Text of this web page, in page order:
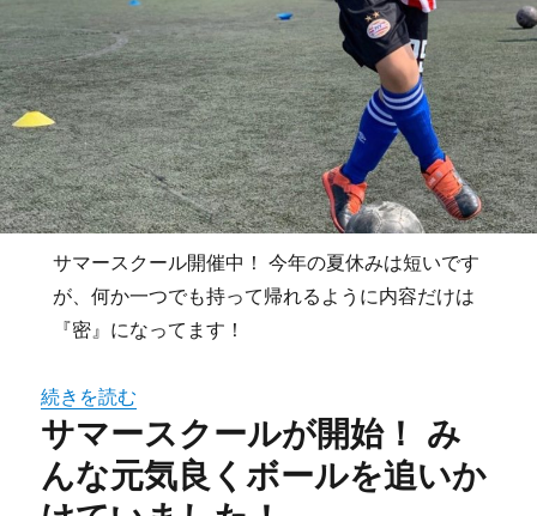
サマースクール開催中！ 今年の夏休みは短いです
が、何か一つでも持って帰れるように内容だけは
『密』になってます！
続きを読む
サマースクールが開始！ み
んな元気良くボールを追いか